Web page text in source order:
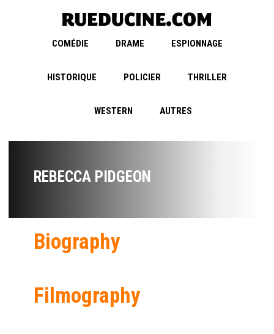
COMÉDIE DRAME ESPIONNAGE
HISTORIQUE POLICIER THRILLER
WESTERN AUTRES
REBECCA PIDGEON
Biography
Filmography